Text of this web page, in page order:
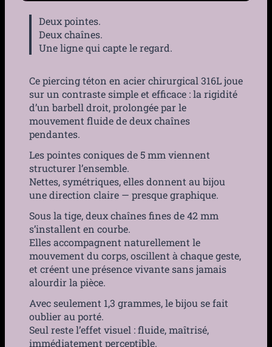
Deux pointes.
Deux chaînes.
Une ligne qui capte le regard.
Ce piercing téton en acier chirurgical 316L joue
sur un contraste simple et efficace : la rigidité
d’un barbell droit, prolongée par le
mouvement fluide de deux chaînes
pendantes.
Les pointes coniques de 5 mm viennent
structurer l’ensemble.
Nettes, symétriques, elles donnent au bijou
une direction claire — presque graphique.
Sous la tige, deux chaînes fines de 42 mm
s’installent en courbe.
Elles accompagnent naturellement le
mouvement du corps, oscillent à chaque geste,
et créent une présence vivante sans jamais
alourdir la pièce.
Avec seulement 1,3 grammes, le bijou se fait
oublier au porté.
Seul reste l’effet visuel : fluide, maîtrisé,
immédiatement perceptible.